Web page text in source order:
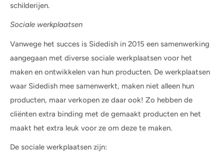
schilderijen.
Sociale werkplaatsen
Vanwege het succes is Sidedish in 2015 een samenwerking
aangegaan met diverse sociale werkplaatsen voor het
maken en ontwikkelen van hun producten. De werkplaatsen
waar Sidedish mee samenwerkt, maken niet alleen hun
producten, maar verkopen ze daar ook! Zo hebben de
cliënten extra binding met de gemaakt producten en het
maakt het extra leuk voor ze om deze te maken.
De sociale werkplaatsen zijn: